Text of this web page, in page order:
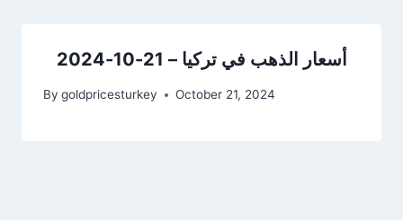
أسعار الذهب في تركيا – 21-10-2024
By goldpricesturkey October 21, 2024